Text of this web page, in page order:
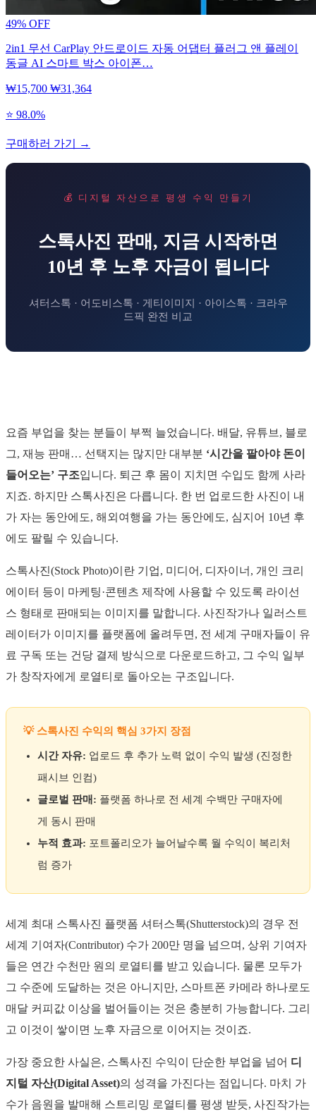
49% OFF
2in1 무선 CarPlay 안드로이드 자동 어댑터 플러그 앤 플레이
동글 AI 스마트 박스 아이폰…
₩15,700 ₩31,364
⭐ 98.0%
구매하러 가기 →
💰 디지털 자산으로 평생 수익 만들기
스톡사진 판매, 지금 시작하면
10년 후 노후 자금이 됩니다
셔터스톡 · 어도비스톡 · 게티이미지 · 아이스톡 · 크라우
드픽 완전 비교
요즘 부업을 찾는 분들이 부쩍 늘었습니다. 배달, 유튜브, 블로
그, 재능 판매… 선택지는 많지만 대부분 ‘시간을 팔아야 돈이
들어오는’ 구조입니다. 퇴근 후 몸이 지치면 수입도 함께 사라
지죠. 하지만 스톡사진은 다릅니다. 한 번 업로드한 사진이 내
가 자는 동안에도, 해외여행을 가는 동안에도, 심지어 10년 후
에도 팔릴 수 있습니다.
스톡사진(Stock Photo)이란 기업, 미디어, 디자이너, 개인 크리
에이터 등이 마케팅·콘텐츠 제작에 사용할 수 있도록 라이선
스 형태로 판매되는 이미지를 말합니다. 사진작가나 일러스트
레이터가 이미지를 플랫폼에 올려두면, 전 세계 구매자들이 유
료 구독 또는 건당 결제 방식으로 다운로드하고, 그 수익 일부
가 창작자에게 로열티로 돌아오는 구조입니다.
💡 스톡사진 수익의 핵심 3가지 장점
시간 자유: 업로드 후 추가 노력 없이 수익 발생 (진정한
패시브 인컴)
글로벌 판매: 플랫폼 하나로 전 세계 수백만 구매자에
게 동시 판매
누적 효과: 포트폴리오가 늘어날수록 월 수익이 복리처
럼 증가
세계 최대 스톡사진 플랫폼 셔터스톡(Shutterstock)의 경우 전
세계 기여자(Contributor) 수가 200만 명을 넘으며, 상위 기여자
들은 연간 수천만 원의 로열티를 받고 있습니다. 물론 모두가
그 수준에 도달하는 것은 아니지만, 스마트폰 카메라 하나로도
매달 커피값 이상을 벌어들이는 것은 충분히 가능합니다. 그리
고 이것이 쌓이면 노후 자금으로 이어지는 것이죠.
가장 중요한 사실은, 스톡사진 수익이 단순한 부업을 넘어 디
지털 자산(Digital Asset)의 성격을 가진다는 점입니다. 마치 가
수가 음원을 발매해 스트리밍 로열티를 평생 받듯, 사진작가는